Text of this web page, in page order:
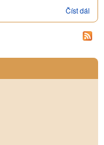
Číst dál